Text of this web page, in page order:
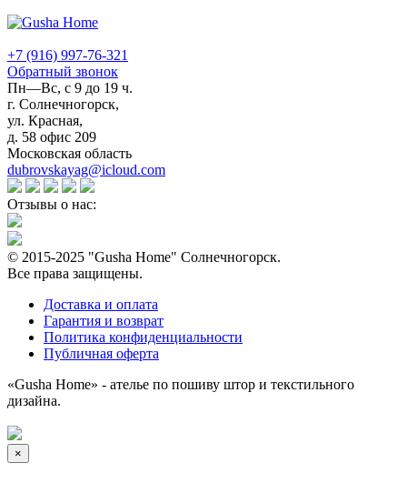
+7 (916) 997-76-321
Обратный звонок
Пн—Вс, с 9 до 19 ч.
г. Солнечногорск,
ул. Красная,
д. 58 офис 209
Московская область
dubrovskayag@icloud.com
Отзывы о нас:
© 2015-2025 "Gusha Home" Солнечногорск.
Все права защищены.
Доставка и оплата
Гарантия и возврат
Политика конфиденциальности
Публичная оферта
«Gusha Home» - ателье по пошиву штор и текстильного
дизайна.
×